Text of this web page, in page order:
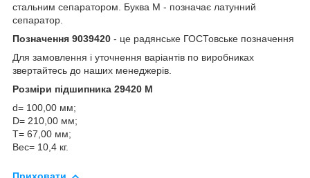
стальним сепаратором. Буква М - позначає латунний
сепаратор.
Позначення 9039420 - це радянське ГОСТовське позначення
Для замовлення і уточнення варіантів по виробниках
звертайтесь до наших менеджерів.
Розміри підшипника 29420 М
d= 100,00 мм;
D= 210,00 мм;
T= 67,00 мм;
Вес= 10,4 кг.
Приховати